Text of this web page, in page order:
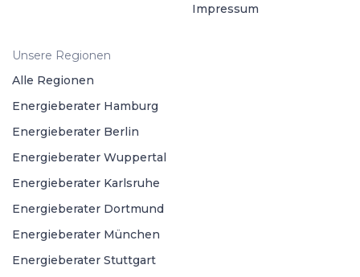
Impressum
Unsere Regionen
Alle Regionen
Energieberater Hamburg
Energieberater Berlin
Energieberater Wuppertal
Energieberater Karlsruhe
Energieberater Dortmund
Energieberater München
Energieberater Stuttgart